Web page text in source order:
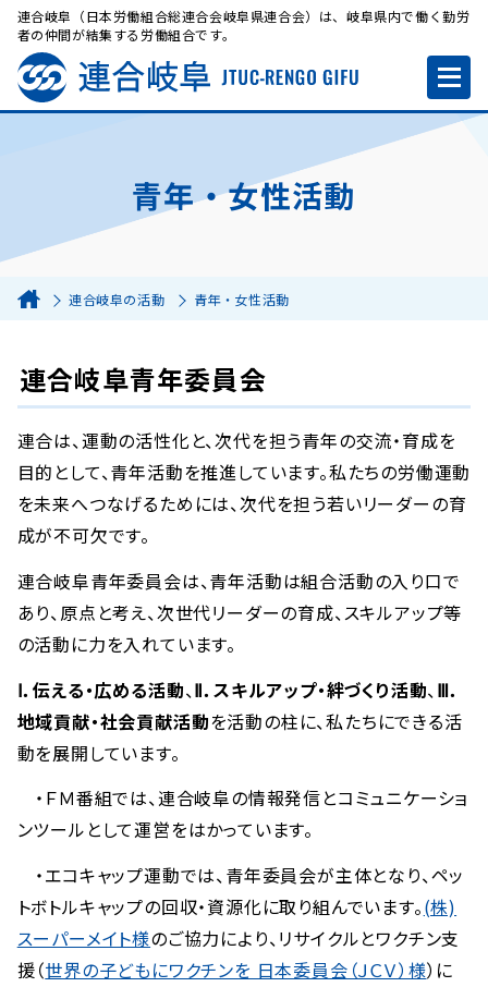
連合岐阜（日本労働組合総連合会岐阜県連合会）は、岐阜県内で働く勤労
者の仲間が結集する労働組合です。
青年・女性活動
連合岐阜の活動 青年・女性活動
連合岐阜青年委員会
連合は、運動の活性化と、次代を担う青年の交流・育成を
目的として、青年活動を推進しています。私たちの労働運動
を未来へつなげるためには、次代を担う若いリーダーの育
成が不可欠です。
連合岐阜青年委員会は、青年活動は組合活動の入り口で
あり、原点と考え、次世代リーダーの育成、スキルアップ等
の活動に力を入れています。
Ⅰ．伝える・広める活動、Ⅱ．スキルアップ・絆づくり活動、 Ⅲ．
地域貢献・社会貢献活動を活動の柱に、私たちにできる活
動を展開しています。
・ＦＭ番組では、連合岐阜の情報発信とコミュニケーショ
ンツールとして運営をはかっています。
・エコキャップ運動では、青年委員会が主体となり、ペッ
トボトルキャップの回収・資源化に取り組んでいます。(株)
スーパーメイト様のご協力により、リサイクルとワクチン支
援（世界の子どもにワクチンを 日本委員会（ＪＣＶ）様）に